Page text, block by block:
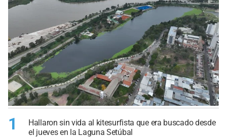
1
Hallaron sin vida al kitesurfista que era buscado desde
el jueves en la Laguna Setúbal